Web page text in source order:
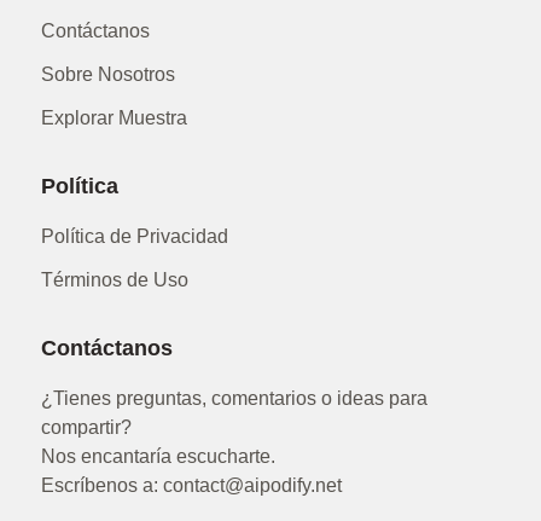
Contáctanos
Sobre Nosotros
Explorar Muestra
Política
Política de Privacidad
Términos de Uso
Contáctanos
¿Tienes preguntas, comentarios o ideas para
compartir?
Nos encantaría escucharte.
Escríbenos a: contact@aipodify.net